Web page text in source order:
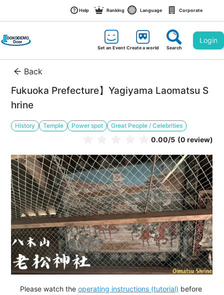
Help Ranking Language Corporate
Set an EventCreate a world Search
Login
Back
Fukuoka Prefecture】Yagiyama Laomatsu S
hrine
History Temple Power spot Great People / Celebrities
0.00/5 (0 review)
Please watch the operating instructions (tutorial) before